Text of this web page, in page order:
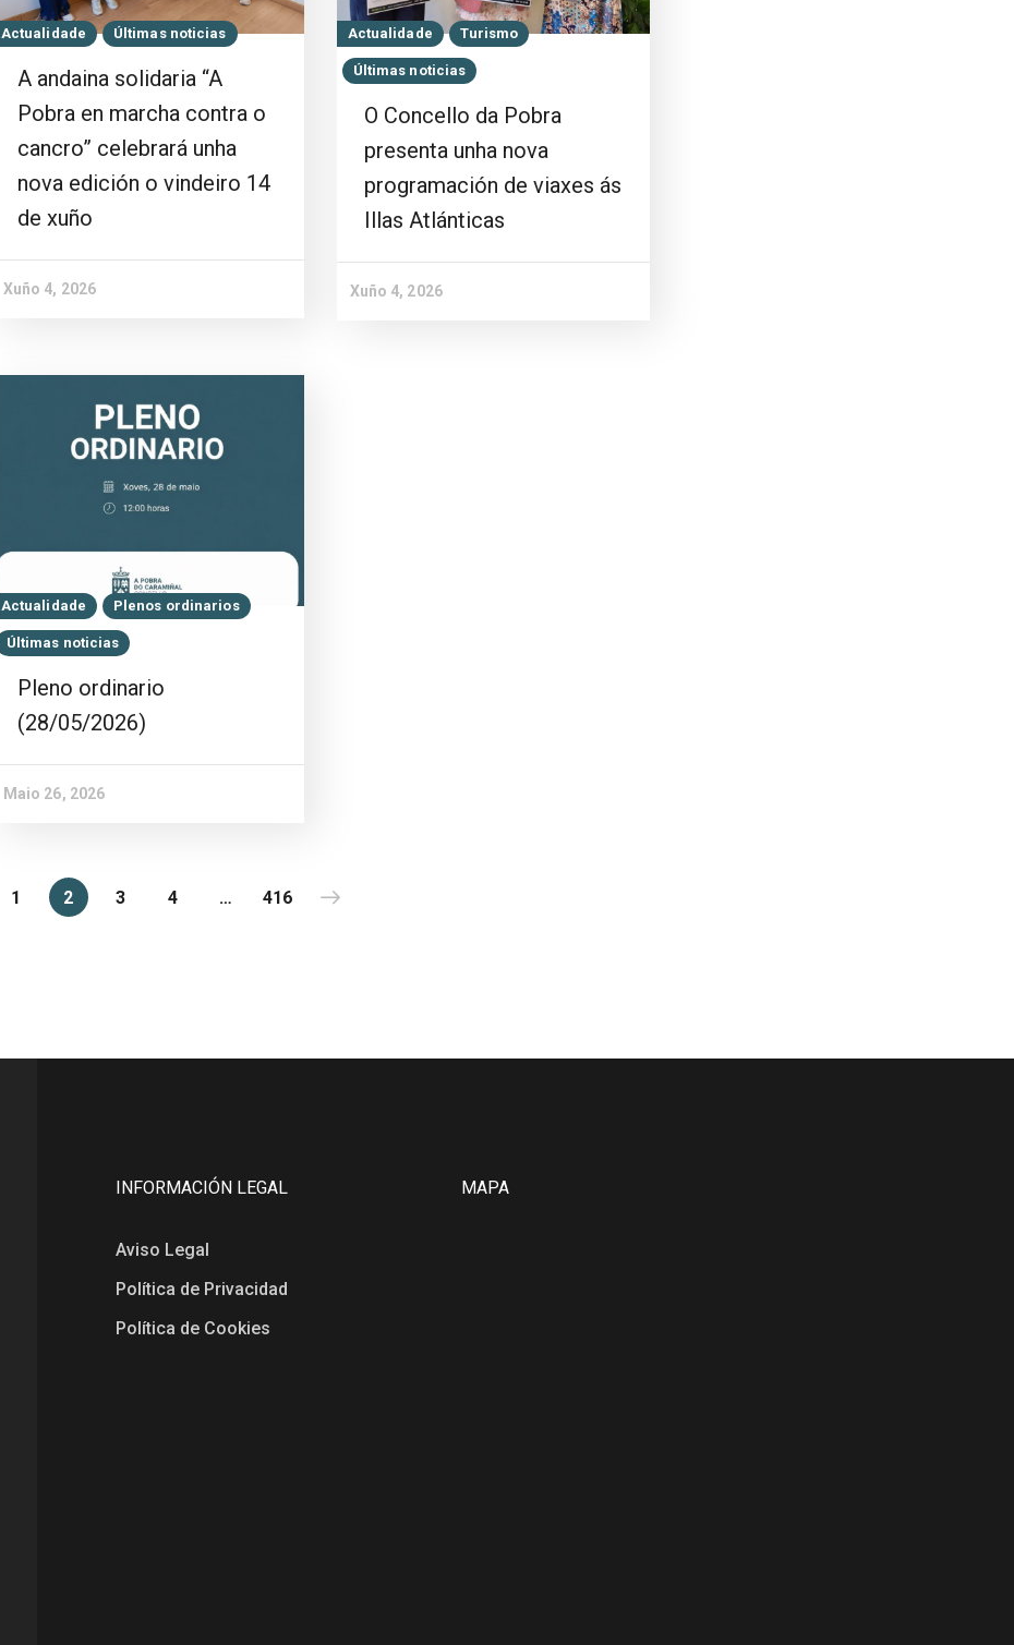
Actualidade Últimas noticias
A andaina solidaria “A
Pobra en marcha contra o
cancro” celebrará unha
nova edición o vindeiro 14
de xuño
Xuño 4, 2026
Actualidade Turismo
Últimas noticias
O Concello da Pobra
presenta unha nova
programación de viaxes ás
Illas Atlánticas
Xuño 4, 2026
Actualidade Plenos ordinarios
Últimas noticias
Pleno ordinario
(28/05/2026)
Maio 26, 2026
1 2 3 4 … 416
INFORMACIÓN LEGAL
Aviso Legal
Política de Privacidad
Política de Cookies
MAPA